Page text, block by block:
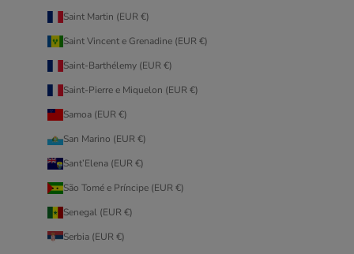
Saint Martin (EUR €)
Saint Vincent e Grenadine (EUR €)
Saint-Barthélemy (EUR €)
Saint-Pierre e Miquelon (EUR €)
Samoa (EUR €)
San Marino (EUR €)
Sant’Elena (EUR €)
São Tomé e Príncipe (EUR €)
Senegal (EUR €)
Serbia (EUR €)